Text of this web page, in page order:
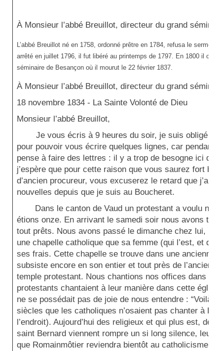
À Monsieur l’abbé Breuillot, directeur du grand
L’abbé Breuillot né en 1758, ordonné prêtre en 1784, refusa le
arrêté en juillet 1796, il fut libéré au printemps de 1797. En 1800 il
séminaire de Besançon où il mourut le 22 février 1837.
À Monsieur l’abbé Breuillot, directeur du grand
18 novembre 1834 - La Sainte Volonté de Dieu
Monsieur l’abbé Breuillot,
Je vous écris à 9 heures du soir, je suis obligé
pour pouvoir vous écrire quelques lignes, car pendant
pense à faire des lettres : il y a trop de besogne ici
j’espère que pour cette raison que vous saurez fort
d’ancien procureur, vous excuserez le retard que j’ai
nouvelles depuis que je suis au Boucheret.
Dans le canton de Vaud un protestant a voulu
étions onze. En arrivant le samedi soir nous avons
tout prêts. Nous avons passé le dimanche chez lui,
une chapelle catholique que sa femme (qui l’est, et qui
ses frais. Cette chapelle se trouve dans une ancienne
subsiste encore en son entier et tout près de
temple protestant. Nous chantions nos offices dans
protestants chantaient à leur manière dans cette
ne se possédait pas de joie de nous entendre : “Voilà,
siècles que les catholiques n’osaient pas chanter à
l’endroit). Aujourd’hui des religieux et qui plus est,
saint Bernard viennent rompre un si long silence,
que Romainmôtier reviendra bientôt au catholicisme.”